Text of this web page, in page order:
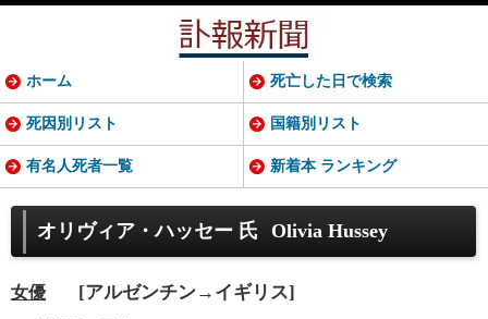
オリヴィア・ハッセー 氏 Olivia Hussey
女優 [アルゼンチン→イギリス]
ホーム 死亡した日で検索
死因別リスト 国籍別リスト
有名人死者一覧 新着本 ランキング